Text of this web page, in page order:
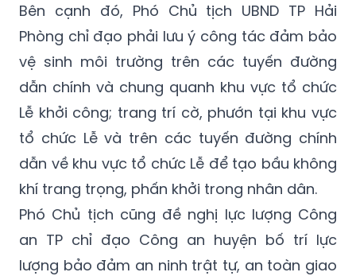
Bên cạnh đó, Phó Chủ tịch UBND TP Hải
Phòng chỉ đạo phải lưu ý công tác đảm bảo
vệ sinh môi trường trên các tuyến đường
dẫn chính và chung quanh khu vực tổ chức
Lễ khởi công; trang trí cờ, phướn tại khu vực
tổ chức Lễ và trên các tuyến đường chính
dẫn về khu vực tổ chức Lễ để tạo bầu không
khí trang trọng, phấn khởi trong nhân dân.
Phó Chủ tịch cũng đề nghị lực lượng Công
an TP chỉ đạo Công an huyện bố trí lực
lượng bảo đảm an ninh trật tự, an toàn giao